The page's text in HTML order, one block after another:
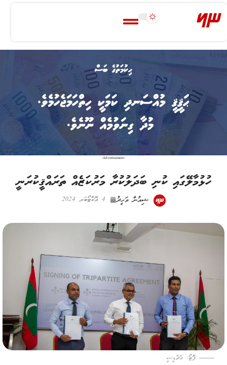
-Advertisement-
ހުޅުމާލޭގައި ކުނި ބަދަލުކުރާ މަރުކަޒެއް ތަރައްޤީކުރަނީ
ޝިއުނާ ވަހީދު 4 އޮކްޓޯބަރ 2024
ފޮޓޯ: އެޗްޑީސީ